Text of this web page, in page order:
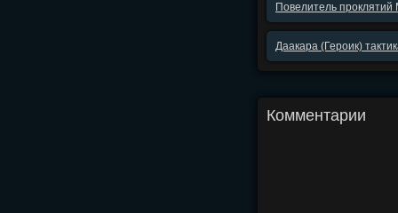
Повелитель проклятий
Даакара (Героик)
Комментарии